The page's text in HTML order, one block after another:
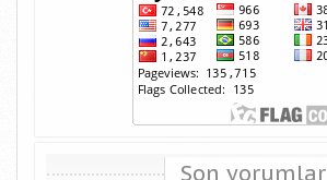
Son yorumlar